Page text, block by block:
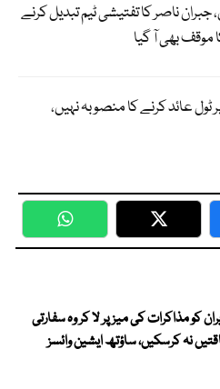
ناصر کا تفتیشی ٹیم تبدیل کرنے
موقف بھی آ گیا
پر ٹول عائد کرنے کا منصوبہ نہیں،
WhatsApp Twitter
کو مذاکرات کی میز پر لا کر وہ سفارتی
نہ کرسکیں، ساؤتھ ایشین وائسز